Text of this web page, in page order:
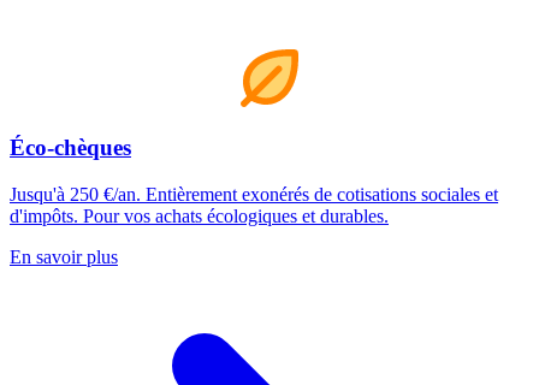
Éco-chèques
Jusqu'à 250 €/an. Entièrement exonérés de cotisations sociales et
d'impôts. Pour vos achats écologiques et durables.
En savoir plus